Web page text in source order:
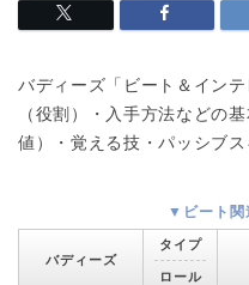
バディーズ「ビート＆イン
（役割）・入手方法などの
値）・覚える技・パッシブス
▼ビート関
バディーズ
タイプ
ロール